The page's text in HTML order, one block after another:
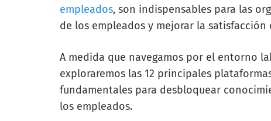
empleados, son indispensables para las
de los empleados y mejorar la satisfacción
A medida que navegamos por el entorno
exploraremos las 12 principales
fundamentales para desbloquear
los empleados.